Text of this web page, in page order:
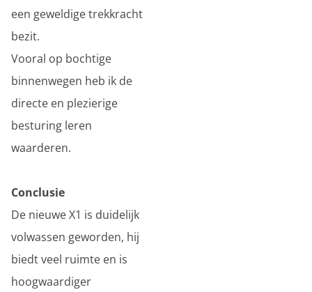
een geweldige trekkracht
bezit.
Vooral op bochtige
binnenwegen heb ik de
directe en plezierige
besturing leren
waarderen.
Conclusie
De nieuwe X1 is duidelijk
volwassen geworden, hij
biedt veel ruimte en is
hoogwaardiger